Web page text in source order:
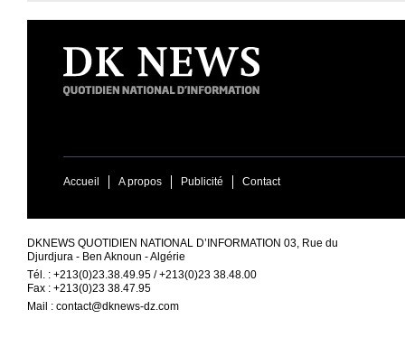
Accueil A propos Publicité Contact
DKNEWS QUOTIDIEN NATIONAL D’INFORMATION 03, Rue du
Djurdjura - Ben Aknoun - Algérie
Tél. : +213(0)23.38.49.95 / +213(0)23 38.48.00
Fax : +213(0)23 38.47.95
Mail : contact@dknews-dz.com